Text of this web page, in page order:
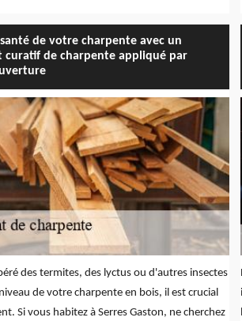
de votre charpente avec un
curatif de charpente appliqué par
des termites, des lyctus ou d'autres insectes
de votre charpente en bois, il est crucial
Si vous habitez à Serres Gaston, ne cherchez